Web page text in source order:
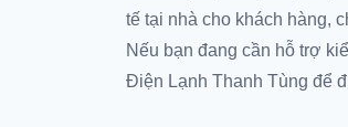
tế tại nhà cho khách hàng,
Nếu bạn đang cần hỗ trợ
Điện Lạnh Thanh Tùng để